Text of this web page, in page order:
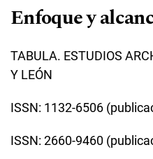
Enfoque y
TABULA. ESTUDIOS
Y LEÓN
ISSN: 1132-6506
ISSN: 2660-9460